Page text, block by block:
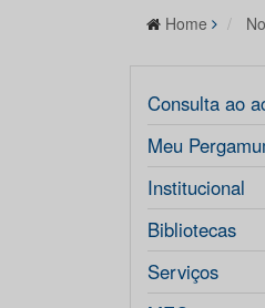
Home
Consulta ao
Meu
Institucional
Bibliotecas
Serviços